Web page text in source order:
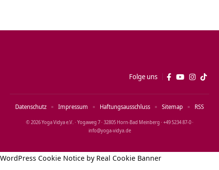
Folge uns
© 2026 Yoga Vidya e.V. · Yogaweg 7 · 32805 Horn‑Bad Meinberg · +49 5234 87‑0 ·
info@yoga‑vidya.de
Datenschutz Impressum Haftungsausschluss Sitemap RSS
WordPress Cookie Notice by Real Cookie Banner